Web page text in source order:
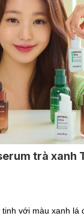
trà xanh
với màu xanh lá